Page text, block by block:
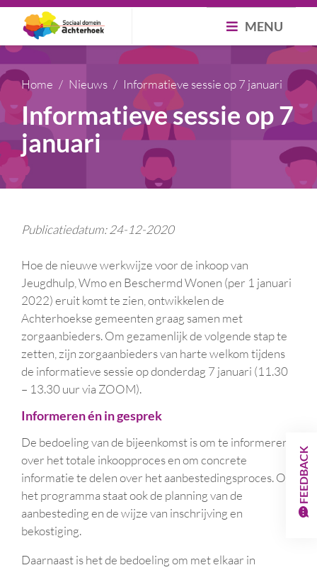
MENU
Home Nieuws Informatieve sessie op 7 januari
Informatieve sessie op 7
januari
Publicatiedatum: 24-12-2020
Hoe de nieuwe werkwijze voor de inkoop van
Jeugdhulp, Wmo en Beschermd Wonen (per 1 januari
2022) eruit komt te zien, ontwikkelen de
Achterhoekse gemeenten graag samen met
zorgaanbieders. Om gezamenlijk de volgende stap te
zetten, zijn zorgaanbieders van harte welkom tijdens
de informatieve sessie op donderdag 7 januari (11.30
– 13.30 uur via ZOOM).
Informeren én in gesprek
De bedoeling van de bijeenkomst is om te informeren
over het totale inkoopproces en om concrete
informatie te delen over het aanbestedingsproces. Op
het programma staat ook de planning van de
aanbesteding en de wijze van inschrijving en
bekostiging.
Daarnaast is het de bedoeling om met elkaar in
FEEDBACK